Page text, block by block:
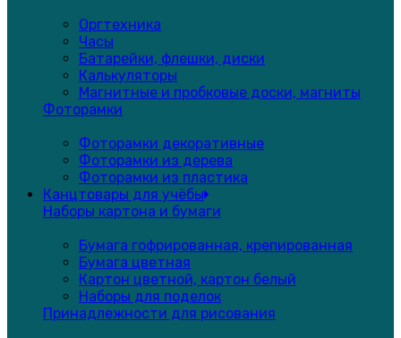
Оргтехника
Часы
Батарейки, флешки, диски
Калькуляторы
Магнитные и пробковые доски, магниты
Фоторамки
Фоторамки декоративные
Фоторамки из дерева
Фоторамки из пластика
Канцтовары для учёбы
Наборы картона и бумаги
Бумага гофрированная, крепированная
Бумага цветная
Картон цветной, картон белый
Наборы для поделок
Принадлежности для рисования